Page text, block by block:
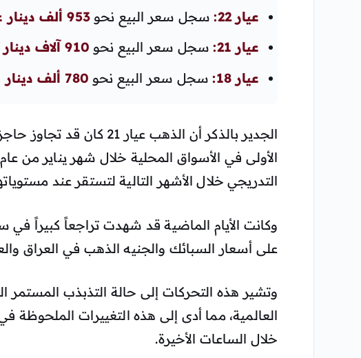
عيار 22:
سجل سعر البيع نحو953 ألف دينار عراقي
عيار 21:
سجل سعر البيع نحو 910 آلاف دينار عراقي
عيار 18:
سجل سعر البيع نحو 780 ألف دينار عراقي
الجدير بالذكر أن الذهب عيار 21 كان قد تجاوز حاجز
التدريجي خلال الأشهر التالية لتستقر عند
وكانت الأيام الماضية قد شهدت تراجعاً كبيراً
على أسعار السبائك والجنيه الذهب في العراق
وتشير هذه التحركات إلى حالة التذبذب المستمر
العالمية، مما أدى إلى هذه التغييرات الملحوظة
خلال الساعات الأخيرة.